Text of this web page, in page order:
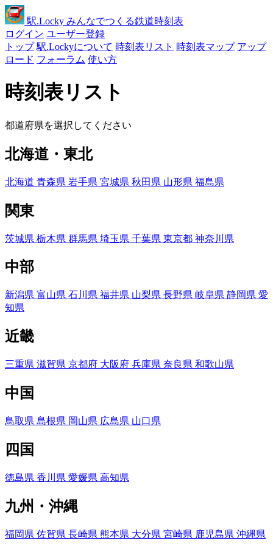
駅.Locky みんなでつくる鉄道時刻表
ログイン ユーザー登録
トップ 駅.Lockyについて 時刻表リスト 時刻表マップ アップ
ロード フォーラム 使い方
時刻表リスト
都道府県を選択してください
北海道・東北
北海道 青森県 岩手県 宮城県 秋田県 山形県 福島県
関東
茨城県 栃木県 群馬県 埼玉県 千葉県 東京都 神奈川県
中部
新潟県 富山県 石川県 福井県 山梨県 長野県 岐阜県 静岡県 愛
知県
近畿
三重県 滋賀県 京都府 大阪府 兵庫県 奈良県 和歌山県
中国
鳥取県 島根県 岡山県 広島県 山口県
四国
徳島県 香川県 愛媛県 高知県
九州・沖縄
福岡県 佐賀県 長崎県 熊本県 大分県 宮崎県 鹿児島県 沖縄県